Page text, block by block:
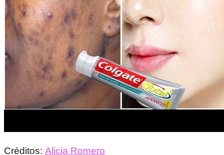
Créditos: Alicia Romero